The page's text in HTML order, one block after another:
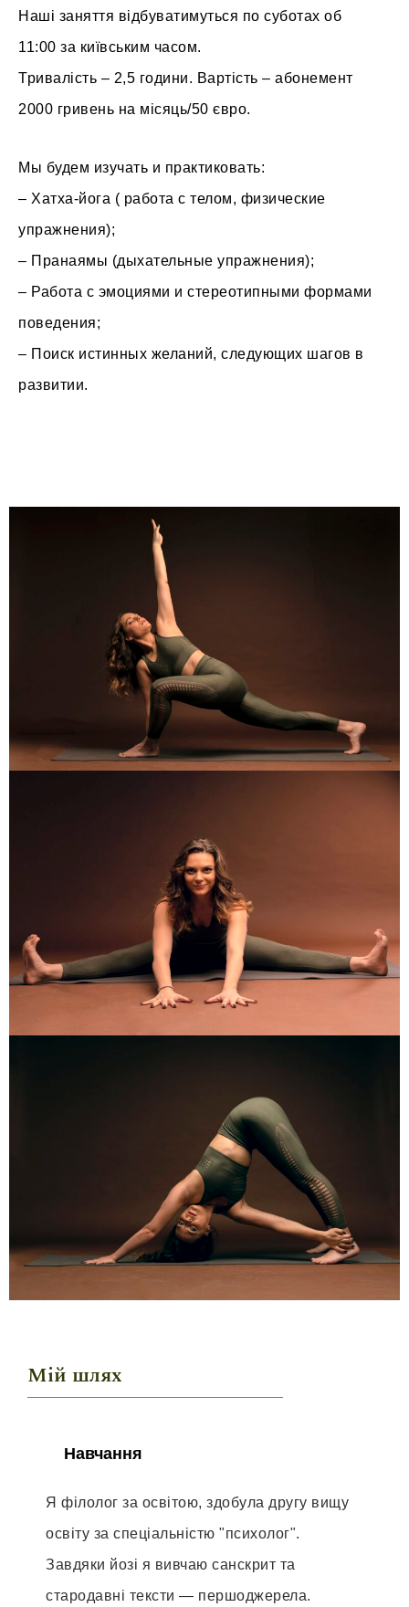
Наші заняття відбуватимуться по суботах об
11:00 за київським часом.
Тривалість – 2,5 години. Вартість – абонемент
2000 гривень на місяць/50 євро.
Мы будем изучать и практиковать:
– Хатха-йога ( работа с телом, физические
упражнения);
– Пранаямы (дыхательные упражнения);
– Работа с эмоциями и стереотипными формами
поведения;
– Поиск истинных желаний, следующих шагов в
развитии.
Мій шлях
Навчання
Я філолог за освітою, здобула другу вищу
освіту за спеціальністю "психолог".
Завдяки йозі я вивчаю санскрит та
стародавні тексти — першоджерела.